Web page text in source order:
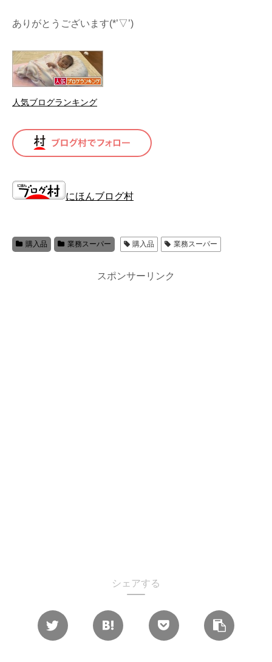
ありがとうございます(*’▽’)
人気ブログランキング
にほんブログ村
購入品 業務スーパー 購入品 業務スーパー
スポンサーリンク
シェアする